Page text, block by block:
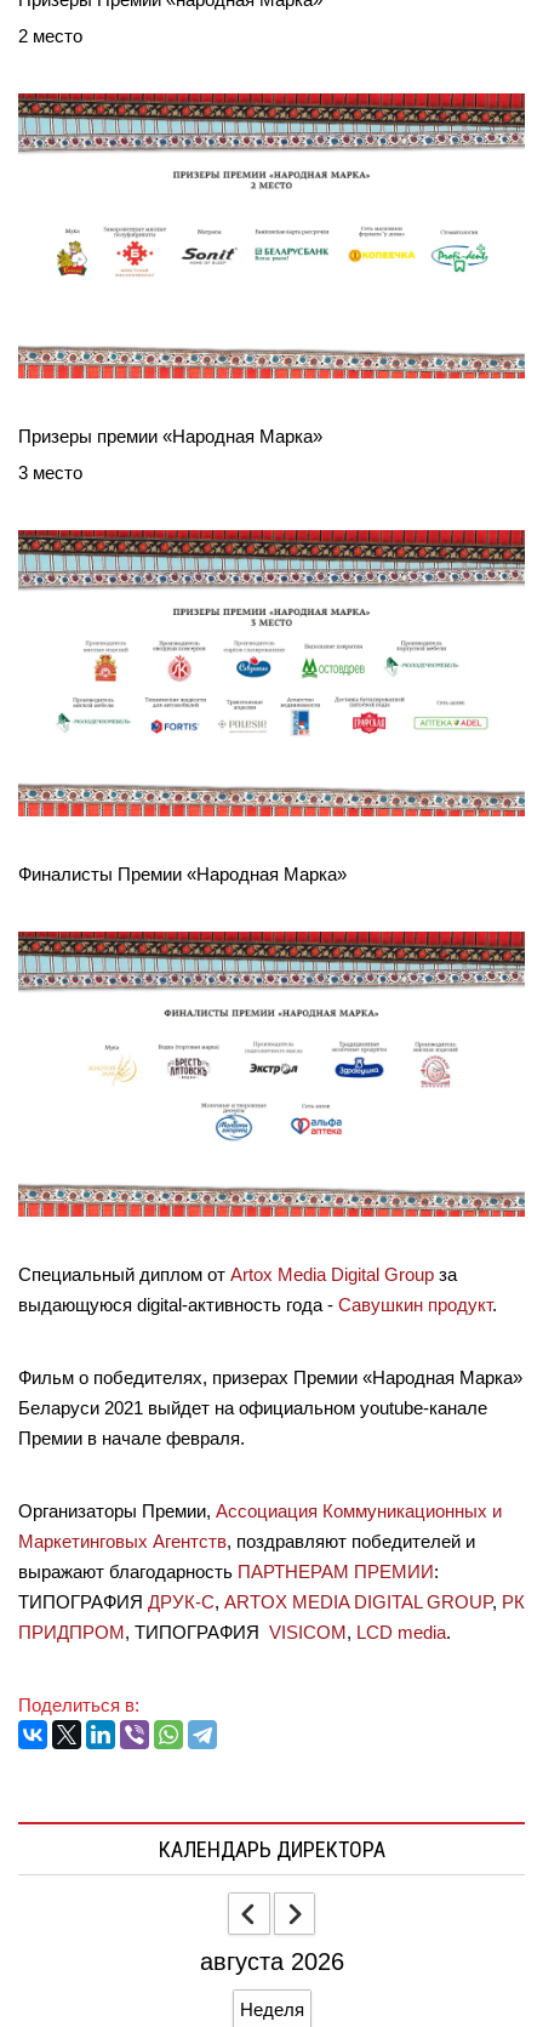
2 место
Призеры премии «Народная Марка»
3 место
Финалисты Премии «Народная Марка»
Специальный диплом от Artox Media Digital Group за
выдающуюся digital-активность года - Савушкин продукт.
Фильм о победителях, призерах Премии «Народная Марка»
Беларуси 2021 выйдет на официальном youtube-канале
Премии в начале февраля.
Организаторы Премии, Ассоциация Коммуникационных и
Маркетинговых Агентств, поздравляют победителей и
выражают благодарность ПАРТНЕРАМ ПРЕМИИ:
ТИПОГРАФИЯ ДРУК-С, ARTOX MEDIA DIGITAL GROUP, РК
ПРИДПРОМ, ТИПОГРАФИЯ VISICOM, LCD media.
Поделиться в:
КАЛЕНДАРЬ ДИРЕКТОРА
августа 2026
Неделя